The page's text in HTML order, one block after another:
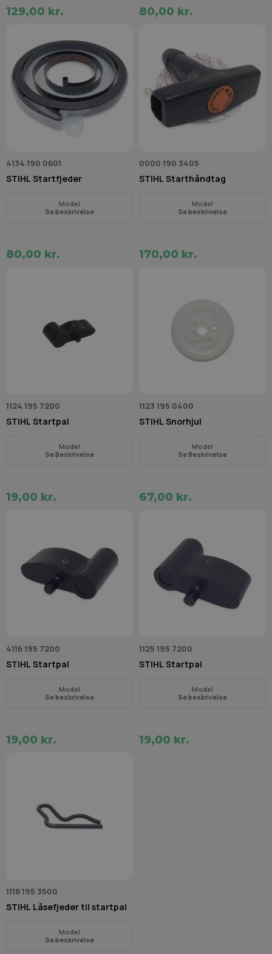
129,00 kr. 80,00 kr.
4134 190 0601
STIHL Startfjeder
Model
Se beskrivelse
80,00 kr.
0000 190 3405
STIHL Starthåndtag
Model
Se beskrivelse
170,00 kr.
1124 195 7200
STIHL Startpal
Model
Se Beskrivelse
19,00 kr.
1123 195 0400
STIHL Snorhjul
Model
Se Beskrivelse
67,00 kr.
4116 195 7200
STIHL Startpal
Model
Se beskrivelse
19,00 kr.
1125 195 7200
STIHL Startpal
Model
Se beskrivelse
19,00 kr.
1118 195 3500
STIHL Låsefjeder til startpal
Model
Se beskrivelse